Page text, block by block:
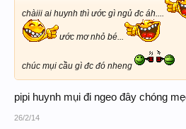
chàiii ai huynh thì ước gì ngủ đc áh....
ước mơ nhỏ bé...
chúc mụi cầu gì đc đó nheng
pipi huynh mụi đi ngeo đây chóng
26/2/14